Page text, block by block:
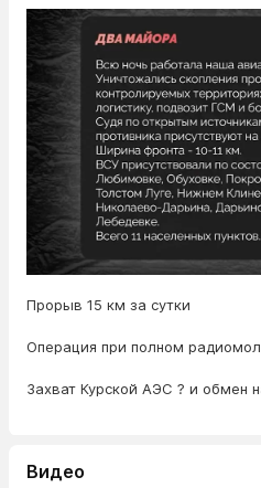
Прорыв 15 км за сутки
Операция при полном
Захват Курской АЭС ? и обмен
Видео